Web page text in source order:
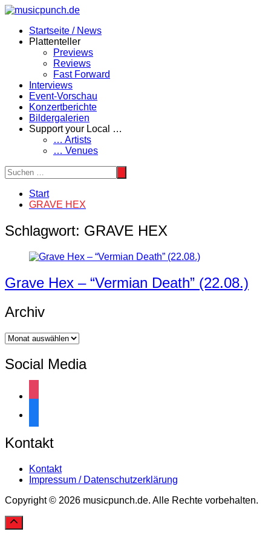
Zum
springenStartseite / News
Plattenteller
Previews
Reviews
Fast Forward
Interviews
Event-Vorschau
Konzertberichte
Bildergalerien
Support your Local …
… Artists
… Venues
Start
GRAVE HEX
Schlagwort: GRAVE HEX
Grave Hex – “Vermian Death” (22.08.)
Archiv
Archiv
Social Media
Kontakt
Kontakt
Impressum / Datenschutzerklärung
Copyright © 2026 musicpunch.de. Alle Rechte vorbehalten.